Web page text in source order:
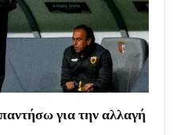
για την αλλαγή